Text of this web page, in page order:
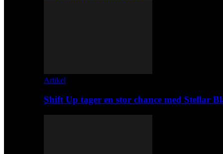
Artikel
Shift Up tager en stor chance med Stellar